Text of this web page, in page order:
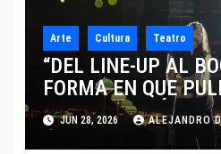
Arte Cultura Teatro
“DEL LINE-UP AL
FORMA EN QUE
TRANSFORMÓ UN
PARÍS EN EL CLUB
JUN 28, 2026 ALEJANDRO